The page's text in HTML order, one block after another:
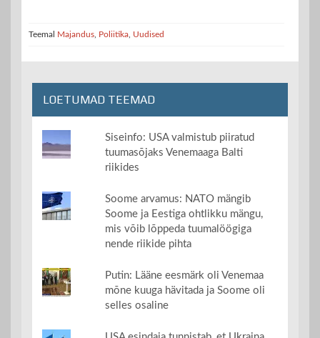
Teemal Majandus Poliitika Uudised
LOETUMAD TEEMAD
Siseinfo: USA valmistub piiratud
tuumasõjaks Venemaaga Balti
riikides
Soome arvamus: NATO mängib
Soome ja Eestiga ohtlikku mängu,
mis võib lõppeda tuumalöögiga
nende riikide pihta
Putin: Lääne eesmärk oli Venemaa
mõne kuuga hävitada ja Soome oli
selles osaline